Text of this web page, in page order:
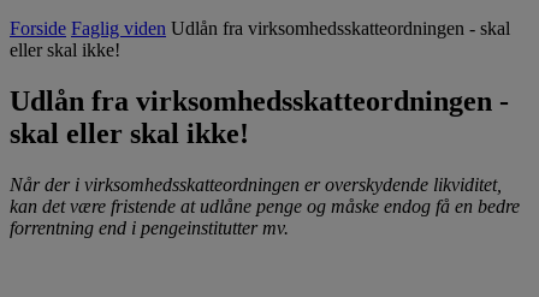
Forside Faglig viden Udlån fra virksomhedsskatteordningen - skal
eller skal ikke!
Udlån fra virksomhedsskatteordningen -
skal eller skal ikke!
Når der i virksomhedsskatteordningen er overskydende likviditet,
kan det være fristende at udlåne penge og måske endog få en bedre
forrentning end i pengeinstitutter mv.